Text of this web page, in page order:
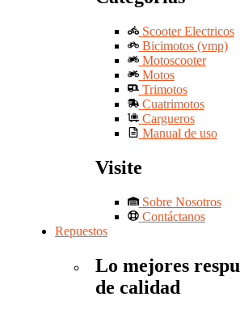
Scooter Electricos
Bicimotos (vmp)
Motoscooter
Motos
Trimotos
Cuatrimotos
Cargueros
Manual de uso
Visite
Sobre Nosotros
Contáctanos
Repuestos
Lo mejores
de calidad